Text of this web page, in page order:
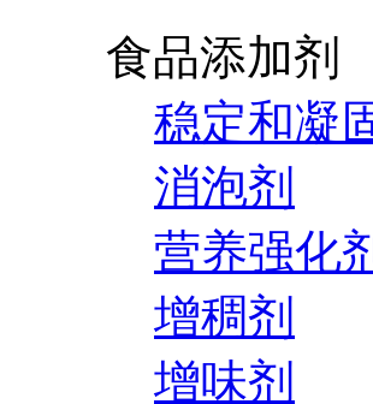
食品添加剂
稳定和凝
消泡剂
营养强化
增稠剂
增味剂